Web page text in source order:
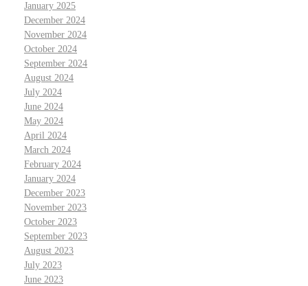
January 2025
December 2024
November 2024
October 2024
September 2024
August 2024
July 2024
June 2024
May 2024
April 2024
March 2024
February 2024
January 2024
December 2023
November 2023
October 2023
September 2023
August 2023
July 2023
June 2023